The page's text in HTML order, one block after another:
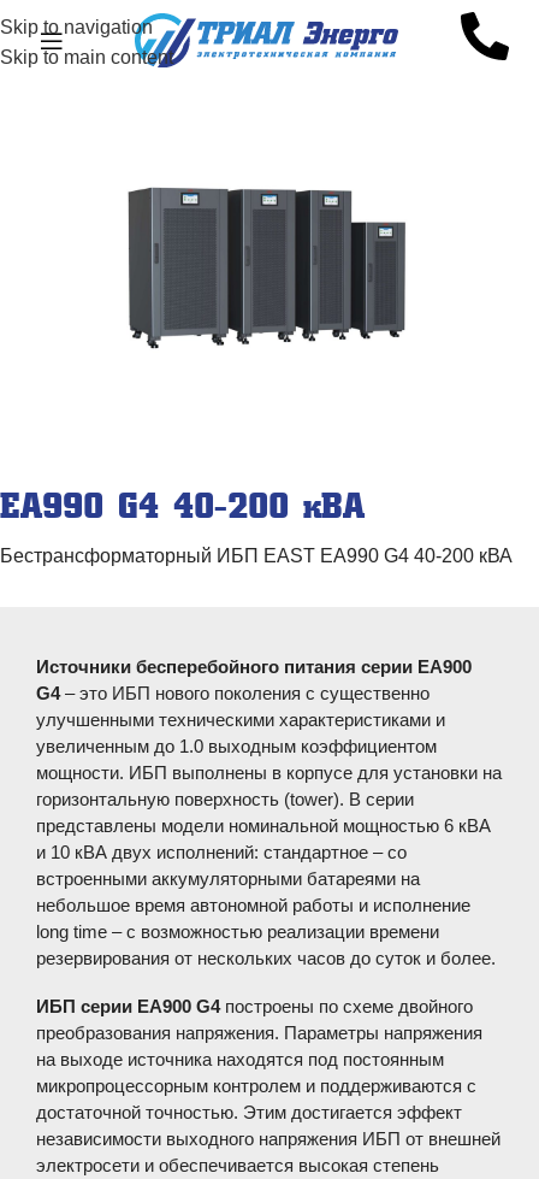
Skip to navigation
Skip to main content
EA990 G4 40-200 кВА
Бестрансформаторный ИБП EAST EA990 G4 40-200 кВА
Источники бесперебойного питания серии EA900
G4– это ИБП нового поколения с существенно
улучшенными техническими характеристиками и
увеличенным до 1.0 выходным коэффициентом
мощности. ИБП выполнены в корпусе для установки на
горизонтальную поверхность (tower). В серии
представлены модели номинальной мощностью 6 кВА
и 10 кВА двух исполнений: стандартное – со
встроенными аккумуляторными батареями на
небольшое время автономной работы и исполнение
long time – с возможностью реализации времени
резервирования от нескольких часов до суток и более.
ИБП серии EA900 G4построены по схеме двойного
преобразования напряжения. Параметры напряжения
на выходе источника находятся под постоянным
микропроцессорным контролем и поддерживаются с
достаточной точностью. Этим достигается эффект
независимости выходного напряжения ИБП от внешней
электросети и обеспечивается высокая степень